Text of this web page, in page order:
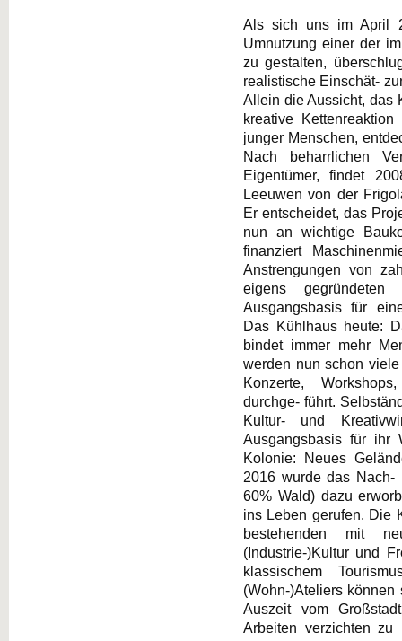
Als sich uns im April
Umnutzung einer der
zu gestalten,
realistische Einschät-
Allein die Aussicht, das
kreative
junger Menschen,
Nach beharrlichen
Eigentümer, findet
Leeuwen von der
Er entscheidet, das
nun an wichtige
finanziert
Anstrengungen von
eigens
Ausgangsbasis für
Das Kühlhaus heute:
bindet immer mehr
werden nun schon
Konzerte,
durchge- führt.
Kultur- und
Ausgangsbasis für ihr
Kolonie: Neues
2016 wurde das Nach-
60% Wald) dazu
ins Leben gerufen. Die
bestehenden mit
(Industrie-)Kultur und
klassischem
(Wohn-)Ateliers
Auszeit vom
Arbeiten verzichten zu